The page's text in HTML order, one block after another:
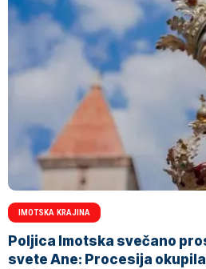
IMOTSKA KRAJINA
Poljica Imotska svečano
svete Ane: Procesija